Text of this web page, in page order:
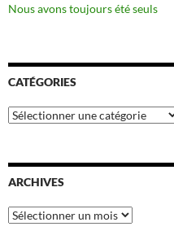
Nous avons toujours été seuls
CATÉGORIES
Catégories
ARCHIVES
Archives